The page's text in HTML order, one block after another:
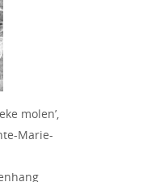
molen’,
Marie-